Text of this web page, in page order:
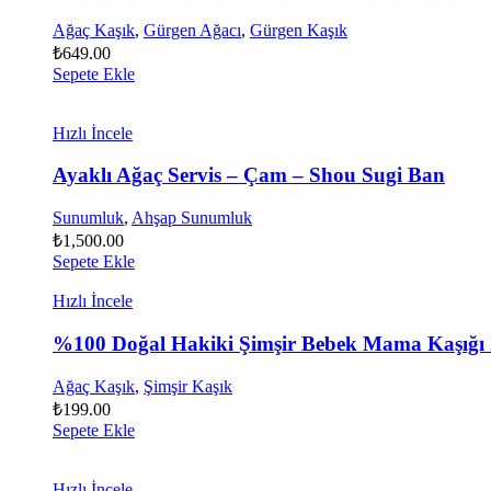
Ağaç Kaşık, Gürgen Ağacı, Gürgen Kaşık
₺649.00
Sepete Ekle
Hızlı İncele
Ayaklı Ağaç Servis – Çam – Shou Sugi Ban
Sunumluk, Ahşap Sunumluk
₺1,500.00
Sepete Ekle
Hızlı İncele
%100 Doğal Hakiki Şimşir Bebek Mama Kaşığı
Ağaç Kaşık, Şimşir Kaşık
₺199.00
Sepete Ekle